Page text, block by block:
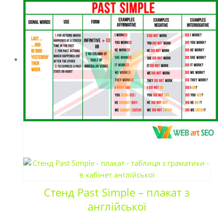
Стенд Past Simple – плакат з
англійської